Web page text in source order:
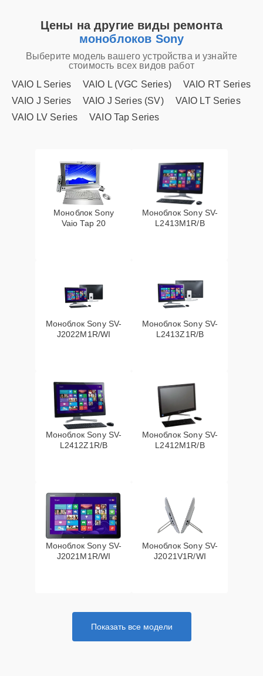
Цены на другие виды ремонта
моноблоков Sony
Выберите модель вашего устройства и узнайте
стоимость всех видов работ
VAIO L Series
VAIO L (VGC Series)
VAIO RT Series
VAIO J Series
VAIO J Series (SV)
VAIO LT Series
VAIO LV Series
VAIO Tap Series
Моноблок Sony
Vaio Tap 20
Моноблок Sony SV-
L2413M1R/B
Моноблок Sony SV-
J2022M1R/WI
Моноблок Sony SV-
L2413Z1R/B
Моноблок Sony SV-
L2412Z1R/B
Моноблок Sony SV-
L2412M1R/B
Моноблок Sony SV-
J2021M1R/WI
Моноблок Sony SV-
J2021V1R/WI
Показать все модели